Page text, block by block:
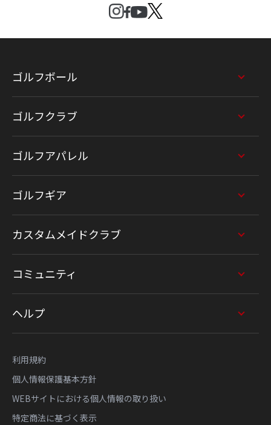
ゴルフボール
ゴルフクラブ
ゴルフアパレル
ゴルフギア
カスタムメイドクラブ
コミュニティ
ヘルプ
利用規約
個人情報保護基本方針
WEBサイトにおける個人情報の取り扱い
特定商法に基づく表示